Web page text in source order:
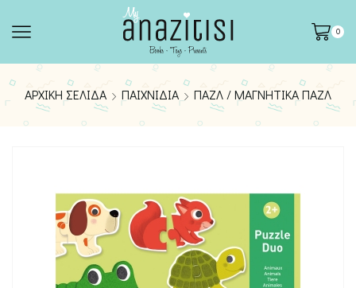
0
ΑΡΧΙΚΉ ΣΕΛΊΔΑ ΠΑΙΧΝΊΔΙΑ ΠΑΖΛ / ΜΑΓΝΗΤΙΚΆ ΠΑΖΛ